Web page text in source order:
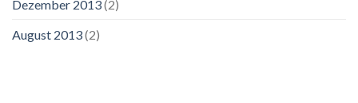
Dezember 2013(2)
August 2013(2)